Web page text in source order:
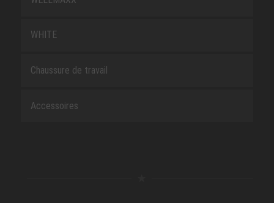
WHITE
Chaussure de travail
Accessoires